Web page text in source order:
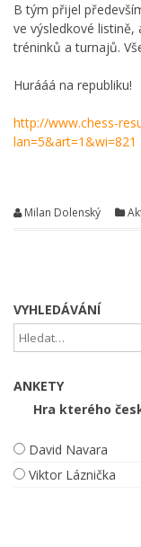
B tým přijel
ve výsledkové
tréninků a turnajů.
Hurááá na republiku!
http://www.chess-
lan=5&art=1&wi=821
Milan Dolenský
VYHLEDÁVÁNÍ
ANKETY
Hra kterého
David Navara
Viktor Láznička